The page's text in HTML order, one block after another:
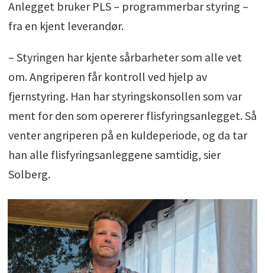
Anlegget bruker PLS – programmerbar styring –
fra en kjent leverandør.
– Styringen har kjente sårbarheter som alle vet
om. Angriperen får kontroll ved hjelp av
fjernstyring. Han har styringskonsollen som var
ment for den som opererer flisfyringsanlegget. Så
venter angriperen på en kuldeperiode, og da tar
han alle flisfyringsanleggene samtidig, sier
Solberg.